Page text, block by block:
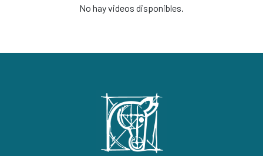
No hay videos disponibles.